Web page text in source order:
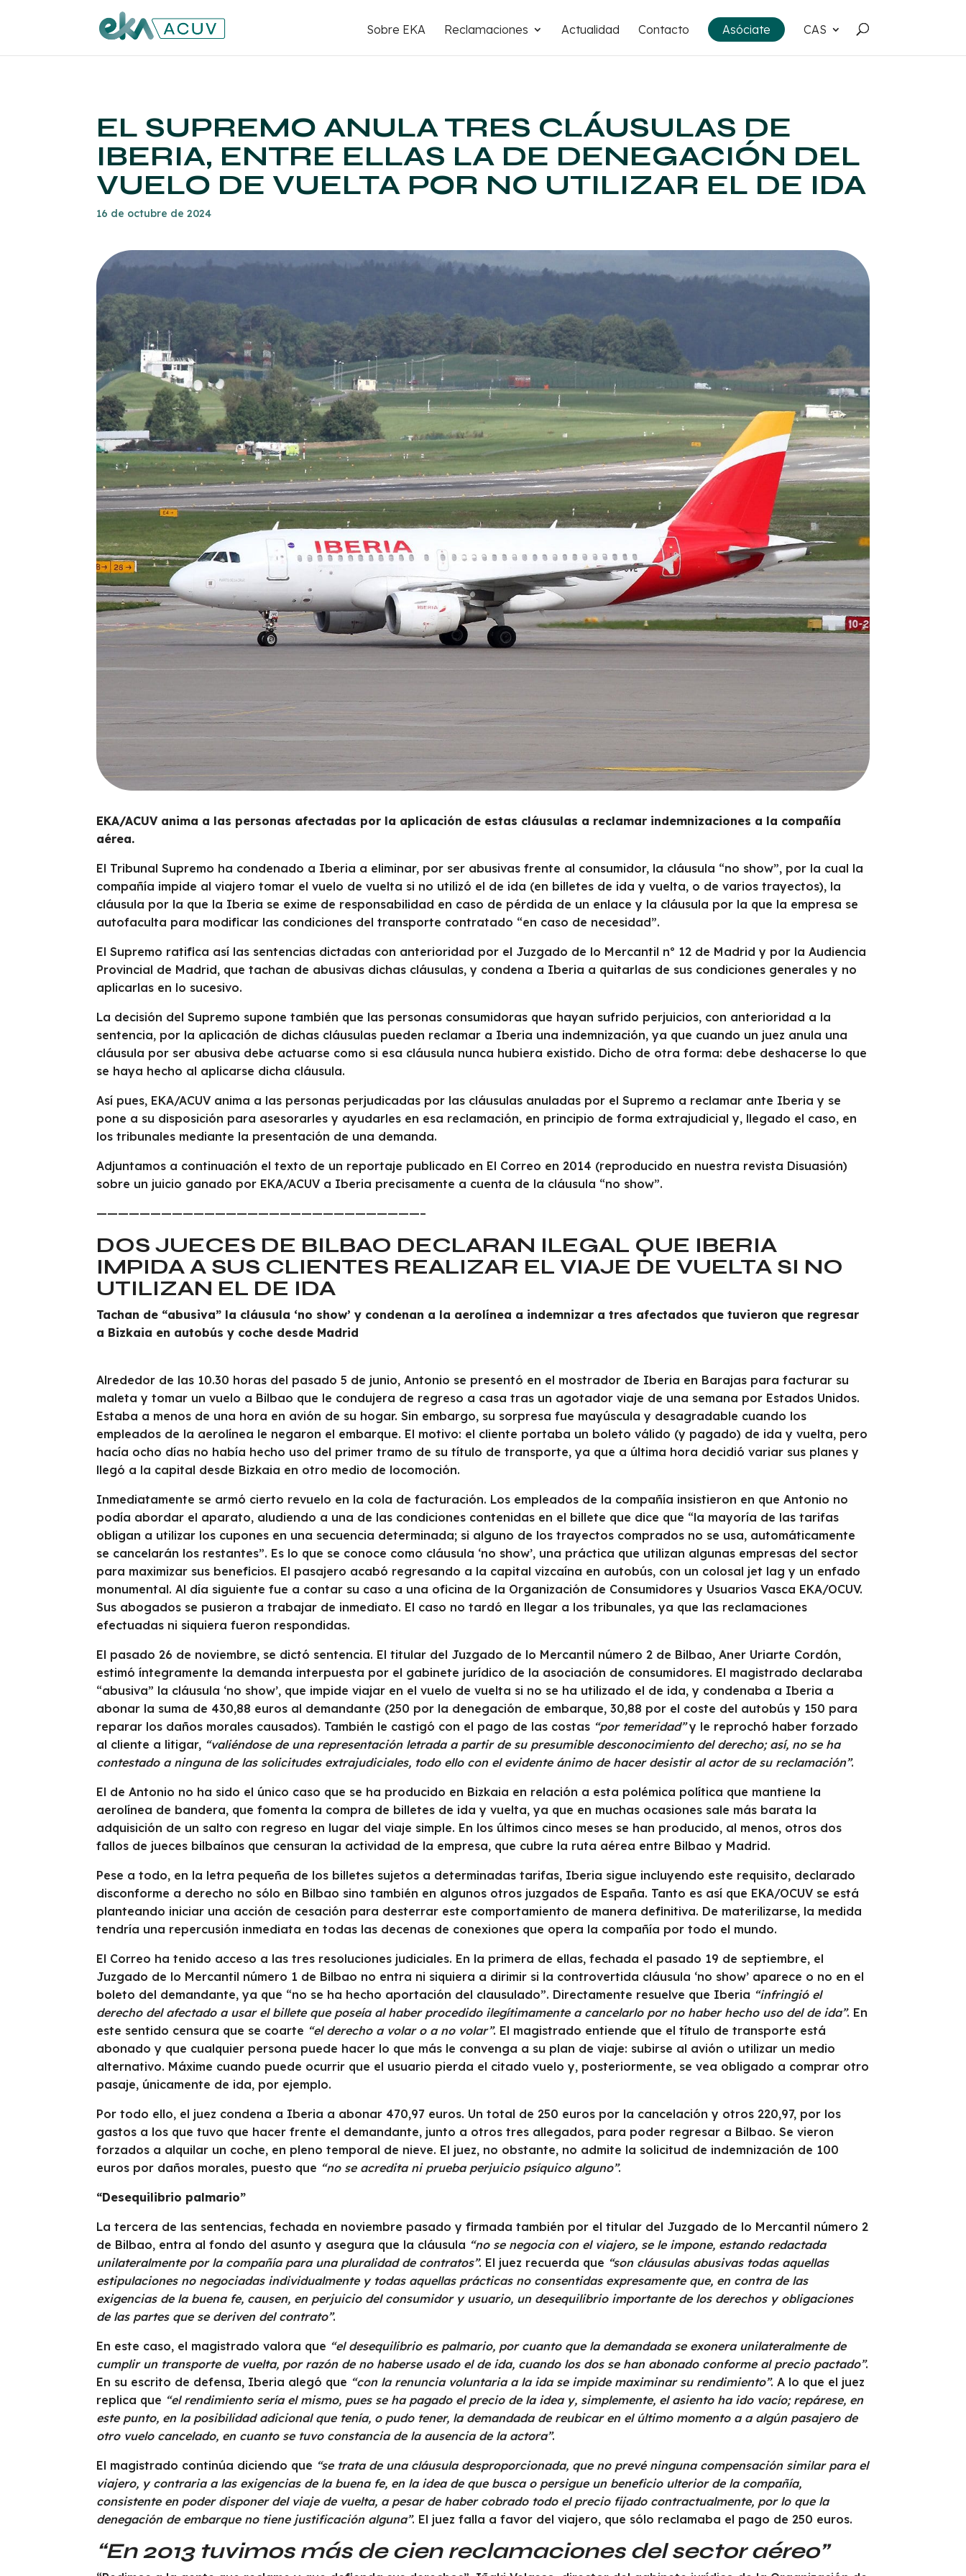
Sobre EKA Reclamaciones Actualidad Contacto Asóciate CAS
EL SUPREMO ANULA TRES CLÁUSULAS DE
IBERIA, ENTRE ELLAS LA DE DENEGACIÓN DEL
VUELO DE VUELTA POR NO UTILIZAR EL DE IDA
16 de octubre de 2024
EKA/ACUV anima a las personas afectadas por la aplicación de estas cláusulas a reclamar indemnizaciones a la compañía
aérea.
El Tribunal Supremo ha condenado a Iberia a eliminar, por ser abusivas frente al consumidor, la cláusula “no show”, por la cual la
compañía impide al viajero tomar el vuelo de vuelta si no utilizó el de ida (en billetes de ida y vuelta, o de varios trayectos), la
cláusula por la que la Iberia se exime de responsabilidad en caso de pérdida de un enlace y la cláusula por la que la empresa se
autofaculta para modificar las condiciones del transporte contratado “en caso de necesidad”.
El Supremo ratifica así las sentencias dictadas con anterioridad por el Juzgado de lo Mercantil nº 12 de Madrid y por la Audiencia
Provincial de Madrid, que tachan de abusivas dichas cláusulas, y condena a Iberia a quitarlas de sus condiciones generales y no
aplicarlas en lo sucesivo.
La decisión del Supremo supone también que las personas consumidoras que hayan sufrido perjuicios, con anterioridad a la
sentencia, por la aplicación de dichas cláusulas pueden reclamar a Iberia una indemnización, ya que cuando un juez anula una
cláusula por ser abusiva debe actuarse como si esa cláusula nunca hubiera existido. Dicho de otra forma: debe deshacerse lo que
se haya hecho al aplicarse dicha cláusula.
Así pues, EKA/ACUV anima a las personas perjudicadas por las cláusulas anuladas por el Supremo a reclamar ante Iberia y se
pone a su disposición para asesorarles y ayudarles en esa reclamación, en principio de forma extrajudicial y, llegado el caso, en
los tribunales mediante la presentación de una demanda.
Adjuntamos a continuación el texto de un reportaje publicado en El Correo en 2014 (reproducido en nuestra revista Disuasión)
sobre un juicio ganado por EKA/ACUV a Iberia precisamente a cuenta de la cláusula “no show”.
——————————————————————————————–
DOS JUECES DE BILBAO DECLARAN ILEGAL QUE IBERIA
IMPIDA A SUS CLIENTES REALIZAR EL VIAJE DE VUELTA SI NO
UTILIZAN EL DE IDA
Tachan de “abusiva” la cláusula ‘no show’ y condenan a la aerolínea a indemnizar a tres afectados que tuvieron que regresar
a Bizkaia en autobús y coche desde Madrid
Alrededor de las 10.30 horas del pasado 5 de junio, Antonio se presentó en el mostrador de Iberia en Barajas para facturar su
maleta y tomar un vuelo a Bilbao que le condujera de regreso a casa tras un agotador viaje de una semana por Estados Unidos.
Estaba a menos de una hora en avión de su hogar. Sin embargo, su sorpresa fue mayúscula y desagradable cuando los
empleados de la aerolínea le negaron el embarque. El motivo: el cliente portaba un boleto válido (y pagado) de ida y vuelta, pero
hacía ocho días no había hecho uso del primer tramo de su título de transporte, ya que a última hora decidió variar sus planes y
llegó a la capital desde Bizkaia en otro medio de locomoción.
Inmediatamente se armó cierto revuelo en la cola de facturación. Los empleados de la compañía insistieron en que Antonio no
podía abordar el aparato, aludiendo a una de las condiciones contenidas en el billete que dice que “la mayoría de las tarifas
obligan a utilizar los cupones en una secuencia determinada; si alguno de los trayectos comprados no se usa, automáticamente
se cancelarán los restantes”. Es lo que se conoce como cláusula ‘no show’, una práctica que utilizan algunas empresas del sector
para maximizar sus beneficios. El pasajero acabó regresando a la capital vizcaína en autobús, con un colosal jet lag y un enfado
monumental. Al día siguiente fue a contar su caso a una oficina de la Organización de Consumidores y Usuarios Vasca EKA/OCUV.
Sus abogados se pusieron a trabajar de inmediato. El caso no tardó en llegar a los tribunales, ya que las reclamaciones
efectuadas ni siquiera fueron respondidas.
El pasado 26 de noviembre, se dictó sentencia. El titular del Juzgado de lo Mercantil número 2 de Bilbao, Aner Uriarte Cordón,
estimó íntegramente la demanda interpuesta por el gabinete jurídico de la asociación de consumidores. El magistrado declaraba
“abusiva” la cláusula ‘no show’, que impide viajar en el vuelo de vuelta si no se ha utilizado el de ida, y condenaba a Iberia a
abonar la suma de 430,88 euros al demandante (250 por la denegación de embarque, 30,88 por el coste del autobús y 150 para
reparar los daños morales causados). También le castigó con el pago de las costas “por temeridad”y le reprochó haber forzado
al cliente a litigar, “valiéndose de una representación letrada a partir de su presumible desconocimiento del derecho; así, no se ha
contestado a ninguna de las solicitudes extrajudiciales, todo ello con el evidente ánimo de hacer desistir al actor de su reclamación”.
El de Antonio no ha sido el único caso que se ha producido en Bizkaia en relación a esta polémica política que mantiene la
aerolínea de bandera, que fomenta la compra de billetes de ida y vuelta, ya que en muchas ocasiones sale más barata la
adquisición de un salto con regreso en lugar del viaje simple. En los últimos cinco meses se han producido, al menos, otros dos
fallos de jueces bilbaínos que censuran la actividad de la empresa, que cubre la ruta aérea entre Bilbao y Madrid.
Pese a todo, en la letra pequeña de los billetes sujetos a determinadas tarifas, Iberia sigue incluyendo este requisito, declarado
disconforme a derecho no sólo en Bilbao sino también en algunos otros juzgados de España. Tanto es así que EKA/OCUV se está
planteando iniciar una acción de cesación para desterrar este comportamiento de manera definitiva. De materilizarse, la medida
tendría una repercusión inmediata en todas las decenas de conexiones que opera la compañía por todo el mundo.
El Correo ha tenido acceso a las tres resoluciones judiciales. En la primera de ellas, fechada el pasado 19 de septiembre, el
Juzgado de lo Mercantil número 1 de Bilbao no entra ni siquiera a dirimir si la controvertida cláusula ‘no show’ aparece o no en el
boleto del demandante, ya que “no se ha hecho aportación del clausulado”. Directamente resuelve que Iberia “infringió el
derecho del afectado a usar el billete que poseía al haber procedido ilegítimamente a cancelarlo por no haber hecho uso del de ida”. En
este sentido censura que se coarte “el derecho a volar o a no volar”. El magistrado entiende que el título de transporte está
abonado y que cualquier persona puede hacer lo que más le convenga a su plan de viaje: subirse al avión o utilizar un medio
alternativo. Máxime cuando puede ocurrir que el usuario pierda el citado vuelo y, posteriormente, se vea obligado a comprar otro
pasaje, únicamente de ida, por ejemplo.
Por todo ello, el juez condena a Iberia a abonar 470,97 euros. Un total de 250 euros por la cancelación y otros 220,97, por los
gastos a los que tuvo que hacer frente el demandante, junto a otros tres allegados, para poder regresar a Bilbao. Se vieron
forzados a alquilar un coche, en pleno temporal de nieve. El juez, no obstante, no admite la solicitud de indemnización de 100
euros por daños morales, puesto que “no se acredita ni prueba perjuicio psíquico alguno”.
“Desequilibrio palmario”
La tercera de las sentencias, fechada en noviembre pasado y firmada también por el titular del Juzgado de lo Mercantil número 2
de Bilbao, entra al fondo del asunto y asegura que la cláusula “no se negocia con el viajero, se le impone, estando redactada
unilateralmente por la compañía para una pluralidad de contratos”. El juez recuerda que “son cláusulas abusivas todas aquellas
estipulaciones no negociadas individualmente y todas aquellas prácticas no consentidas expresamente que, en contra de las
exigencias de la buena fe, causen, en perjuicio del consumidor y usuario, un desequilibrio importante de los derechos y obligaciones
de las partes que se deriven del contrato”.
En este caso, el magistrado valora que “el desequilibrio es palmario, por cuanto que la demandada se exonera unilateralmente de
cumplir un transporte de vuelta, por razón de no haberse usado el de ida, cuando los dos se han abonado conforme al precio pactado”.
En su escrito de defensa, Iberia alegó que “con la renuncia voluntaria a la ida se impide maximinar su rendimiento”. A lo que el juez
replica que “el rendimiento sería el mismo, pues se ha pagado el precio de la idea y, simplemente, el asiento ha ido vacío; repárese, en
este punto, en la posibilidad adicional que tenía, o pudo tener, la demandada de reubicar en el último momento a a algún pasajero de
otro vuelo cancelado, en cuanto se tuvo constancia de la ausencia de la actora”.
El magistrado continúa diciendo que “se trata de una cláusula desproporcionada, que no prevé ninguna compensación similar para el
viajero, y contraria a las exigencias de la buena fe, en la idea de que busca o persigue un beneficio ulterior de la compañía,
consistente en poder disponer del viaje de vuelta, a pesar de haber cobrado todo el precio fijado contractualmente, por lo que la
denegación de embarque no tiene justificación alguna”. El juez falla a favor del viajero, que sólo reclamaba el pago de 250 euros.
“En 2013 tuvimos más de cien reclamaciones del sector aéreo”